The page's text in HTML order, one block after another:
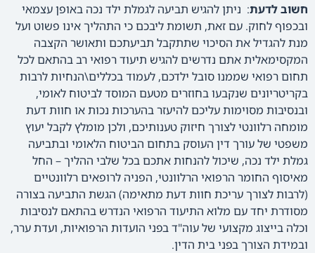
חשוב לדעת: ניתן להגיש תביעה לגמלת ילד נכה באופן עצמאי
ובכפוף לחוק. עם זאת, תשומת ליבכם כי התהליך אינו פשוט ועל
מנת להגדיל את הסיכוי שתתקבל תביעתכם ותאושר הקצבה
המקסימאלית אתם נדרשים להגיש תיעוד רפואי רב בהתאם לכל
תחום רפואי שממנו סובל ילדכם, לעמוד בכללים\הנחיות לרבות
בקריטריונים שנקבעו בחוזרים מטעם המוסד לביטוח לאומי,
ובנסיבות מסוימות עליכם להיעזר בהערכות נכות או חוות דעת
מומחה רלוונטי לצורך חיזוק טענותיכם, ולכן מומלץ לקבל יעוץ
משפטי של עורך דין העוסק בתחום הביטוח הלאומי ובתביעה
גמלת ילד נכה, שיכול להנחות אתכם בכל שלבי ההליך – החל
מאיסוף החומר הרפואי הרלוונטי, הפניה לרופאים רלוונטיים
(לרבות לצורך עריכת חוות דעת מתאימה) הגשת התביעה בצורה
מסודרת יחד עם מלוא התיעוד הרפואי הנדרש בהתאם לנסיבות
וכלה בייצוג מקצועי של עוה"ד בפני הועדות הרפואיות, ועדת ערר,
ובמידת הצורך בפני בית הדין.